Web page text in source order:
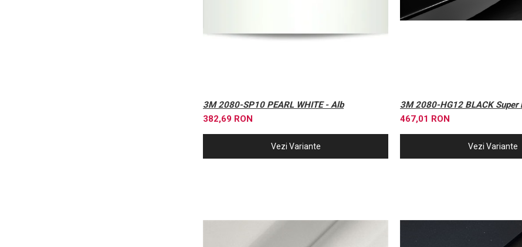
3M 2080-SP10 PEARL WHITE - Alb
382,69 RON
Vezi Variante
3M 2080-HG12 BLACK Super
467,01 RON
Vezi Variante